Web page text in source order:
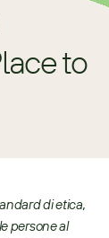
to
di etica,
persone al